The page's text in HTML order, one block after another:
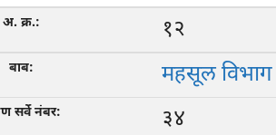
१२
महसूल विभाग
३४